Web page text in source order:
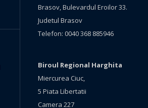
Brasov, Bulevardul Eroilor 33.
Judetul Brasov
Telefon: 0040 368 885946
Biroul Regional Harghita
Miercurea Ciuc,
5 Piata Libertatii
Camera 227